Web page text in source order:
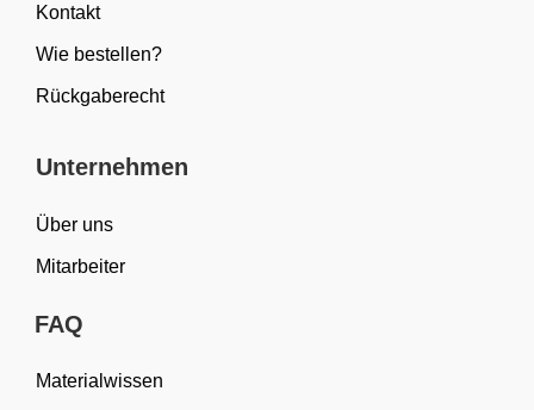
Kontakt
Wie bestellen?
Rückgaberecht
Unternehmen
Über uns
Mitarbeiter
FAQ
Materialwissen